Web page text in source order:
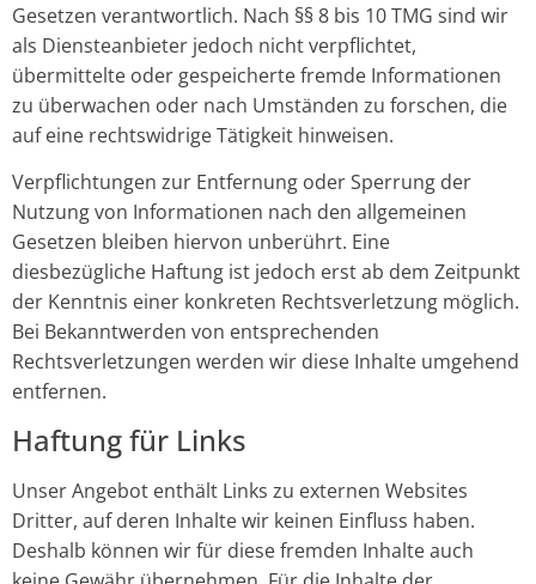
Gesetzen verantwortlich. Nach §§ 8 bis 10 TMG sind wir
als Diensteanbieter jedoch nicht verpflichtet,
übermittelte oder gespeicherte fremde Informationen
zu überwachen oder nach Umständen zu forschen, die
auf eine rechtswidrige Tätigkeit hinweisen.
Verpflichtungen zur Entfernung oder Sperrung der
Nutzung von Informationen nach den allgemeinen
Gesetzen bleiben hiervon unberührt. Eine
diesbezügliche Haftung ist jedoch erst ab dem Zeitpunkt
der Kenntnis einer konkreten Rechtsverletzung möglich.
Bei Bekanntwerden von entsprechenden
Rechtsverletzungen werden wir diese Inhalte umgehend
entfernen.
Haftung für Links
Unser Angebot enthält Links zu externen Websites
Dritter, auf deren Inhalte wir keinen Einfluss haben.
Deshalb können wir für diese fremden Inhalte auch